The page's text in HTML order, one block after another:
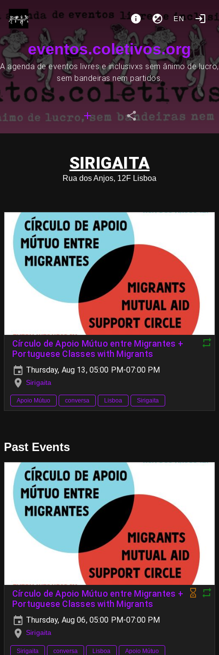
EN
eventos.coletivos.org
A agenda de eventos livres e inclusivxs sem ânimo de lucro,
sem bandeiras nem partidos.
SIRIGAITA
Rua dos Anjos, 12F Lisboa
Círculo de Apoio Mútuo entre Migrantes +
Portuguese Classes with Migrants
Thursday, Aug 13, 05:00 PM-07:00 PM
Sirigaita
Apoio Mútuo conversa Lisboa Sirigaita
Past Events
Círculo de Apoio Mútuo entre Migrantes +
Portuguese Classes with Migrants
Thursday, Aug 06, 05:00 PM-07:00 PM
Sirigaita
Sirigaita conversa Lisboa Apoio Mútuo